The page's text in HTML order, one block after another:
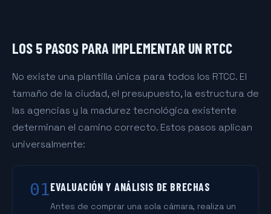
LOS 5 PASOS PARA IMPLEMENTAR UN RTCC
No existe una plantilla única para todos los RTCC. El
tamaño de la ciudad, el presupuesto, la estructura de
las agencias y la madurez tecnológica existente
determinan el camino correcto. Estos pasos aplican
universalmente:
01EVALUACIÓN Y ANÁLISIS DE BRECHAS
Antes de comprar una sola cámara, realiza un